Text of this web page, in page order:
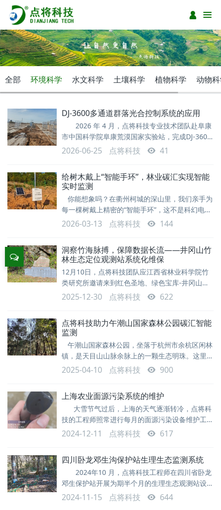
全部 环境科学 水文科学 土壤科学 植物科学 动物
DJ-3600多通道群落光合控制系统的应用
2026 年 4 月，点将科技专业技术团队赴阜康
市中国科学院阜康荒漠国家实验站，完成DJ-3600
多通道群落光合控制系统成套设备安装调试。整套
系统由多通道气路切换主机、全自动开顶箱、土壤
集分析软件协同组成，可获取植被冠层群体尺度光
合速率、蒸腾速率、生态碳汇等核心观测数据，是
农田节水灌溉、作物生理研究
2026-06-25 点将科技 41
给树木戴上“智能手环”，林业碳汇实现智能
实时监测
你能想象吗？在衢州柯城的深山里，我们亲手为
每一棵树戴上精密的“智能手环”，这不是科幻电
影，而是点将科技交付的一批林业碳汇智能监测系
统正在真实上演的场景。 在柯城区的山林深处，
佩戴的智能传感环、林间探向天空的监测探头、地
下感知微生物活动的传感器，将树木生长的细微变
化、土壤呼吸节律乃至冠层光合作用，实时转化
2026-03-13 点将科技 144
洞察竹海脉搏，保障数据长流——井冈山竹
林生态定位观测站系统化维保
12月10日，点将科技团队应江西省林业科学院竹
类研究所邀请来到红色圣地、绿色宝库-井冈山，
对这里安装的竹林生态观测系统做了全面检查和修
复。该系统用于监测竹林土壤蒸渗、林下穿透雨、
受到落叶树枝等杂物堵塞测量口，所以需要定期清
理，保证测量的有效性。这里主要对穿透雨及截留
雨的收集口做了细致清理。 林下设备有时还会受
到树枝掉落，人为因素的破坏，需要对线
2025-12-30 点将科技 622
点将科技助力午潮山国家森林公园碳汇智能
监测
午潮山国家森林公园，坐落于杭州市余杭区闲林
镇，是天目山山脉余脉上的一颗生态明珠。这里山
峦起伏，植被繁茂，最高海拔达 494.7 米，孕育
着丰富的野生动植物资源。800 余种维管束植物在
树种夏腊梅、香果树等，还有三尖杉等 20 多种稀
有树种；动物世界同样丰富多彩，150 多种鸟类翩
跹穿梭，100 余种兽类出没其间，20 余种蛇
2025-04-10 点将科技 900
上海农业面源污染系统的维护
大雪节气过后，上海的天气逐渐转冷，点将科
技的工程师照常进行每月的面源污染设备维护工
作。趁着设备的工作职能减少的空档期，将一些设
备的老问题，风险问题及时处理掉，以便来年汛期
节，比如太阳能板的擦拭，传感器探头清理，不能
因为数据正常就忽略了。良好的维护工作能延长设
备的工作寿命，保证数据
2024-12-11 点将科技 617
四川卧龙邓生沟保护站生理生态监测系统
2024年10 月，点将科技工程师在四川省卧龙
邓生保护站开展为期半个月的生理生态观测站设备
的安装调试及培训，进展十分顺利，监测结果得到
用户的认可。 四川卧龙邓生沟保护站坐落在四
2024-11-15 点将科技 644